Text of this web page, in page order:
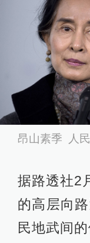
昂山素季 人
据路透社2
的高层向
民地武间